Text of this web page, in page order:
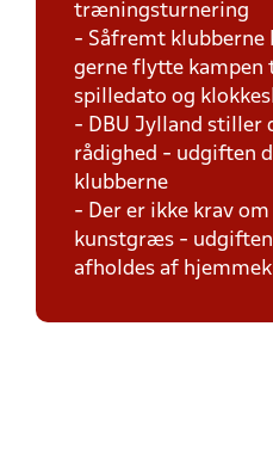
træningsturnering
- Såfremt klubberne
gerne flytte kampen
spilledato og
- DBU Jylland stiller
rådighed - udgiften
klubberne
- Der er ikke krav
kunstgræs -
afholdes af